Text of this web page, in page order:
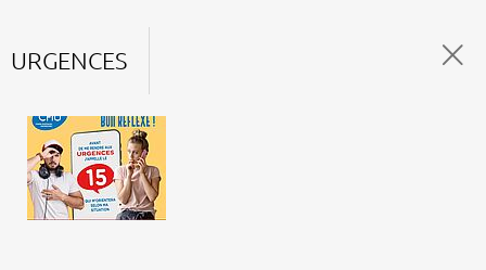
URGENCES